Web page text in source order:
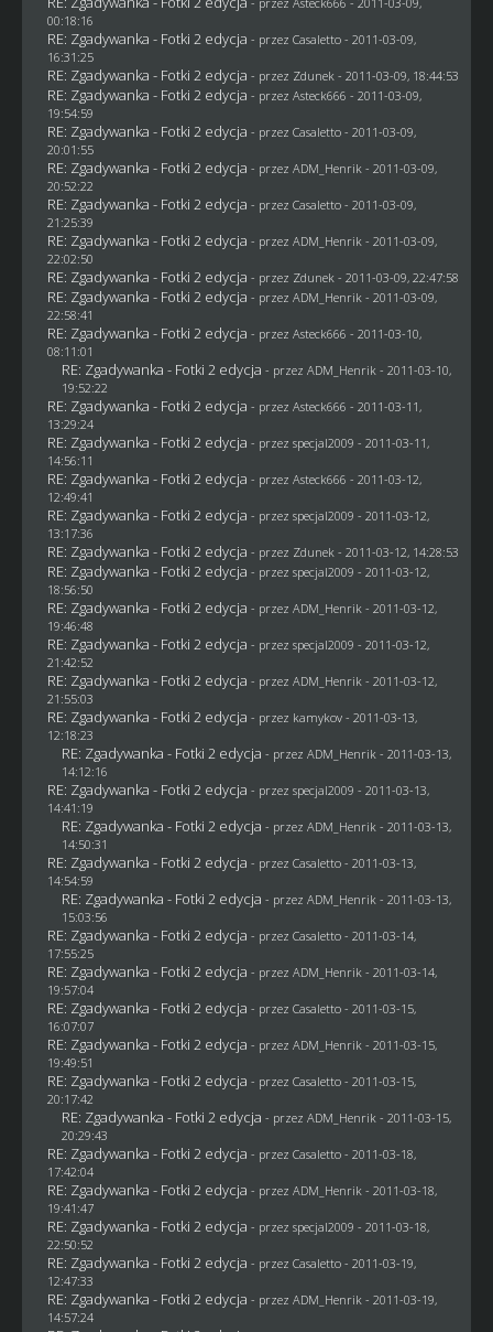
00:18:16
RE: Zgadywanka - Fotki 2 edycja - przez Casaletto- 2011-03-09,
16:31:25
RE: Zgadywanka - Fotki 2 edycja - przez Zdunek - 2011-03-09, 18:44:53
RE: Zgadywanka - Fotki 2 edycja - przez Asteck666 - 2011-03-09,
19:54:59
RE: Zgadywanka - Fotki 2 edycja - przez Casaletto- 2011-03-09,
20:01:55
RE: Zgadywanka - Fotki 2 edycja - przez ADM_Henrik - 2011-03-09,
20:52:22
RE: Zgadywanka - Fotki 2 edycja - przez Casaletto- 2011-03-09,
21:25:39
RE: Zgadywanka - Fotki 2 edycja - przez ADM_Henrik - 2011-03-09,
22:02:50
RE: Zgadywanka - Fotki 2 edycja - przez Zdunek - 2011-03-09, 22:47:58
RE: Zgadywanka - Fotki 2 edycja - przez ADM_Henrik - 2011-03-09,
22:58:41
RE: Zgadywanka - Fotki 2 edycja - przez Asteck666 - 2011-03-10,
08:11:01
RE: Zgadywanka - Fotki 2 edycja - przez ADM_Henrik - 2011-03-10,
19:52:22
RE: Zgadywanka - Fotki 2 edycja - przez Asteck666 - 2011-03-11,
13:29:24
RE: Zgadywanka - Fotki 2 edycja - przez specjal2009 - 2011-03-11,
14:56:11
RE: Zgadywanka - Fotki 2 edycja - przez Asteck666 - 2011-03-12,
12:49:41
RE: Zgadywanka - Fotki 2 edycja - przez specjal2009 - 2011-03-12,
13:17:36
RE: Zgadywanka - Fotki 2 edycja - przez Zdunek - 2011-03-12, 14:28:53
RE: Zgadywanka - Fotki 2 edycja - przez specjal2009 - 2011-03-12,
18:56:50
RE: Zgadywanka - Fotki 2 edycja - przez ADM_Henrik - 2011-03-12,
19:46:48
RE: Zgadywanka - Fotki 2 edycja - przez specjal2009 - 2011-03-12,
21:42:52
RE: Zgadywanka - Fotki 2 edycja - przez ADM_Henrik - 2011-03-12,
21:55:03
RE: Zgadywanka - Fotki 2 edycja - przez kamykov- 2011-03-13,
12:18:23
RE: Zgadywanka - Fotki 2 edycja - przez ADM_Henrik - 2011-03-13,
14:12:16
RE: Zgadywanka - Fotki 2 edycja - przez specjal2009 - 2011-03-13,
14:41:19
RE: Zgadywanka - Fotki 2 edycja - przez ADM_Henrik - 2011-03-13,
14:50:31
RE: Zgadywanka - Fotki 2 edycja - przez Casaletto- 2011-03-13,
14:54:59
RE: Zgadywanka - Fotki 2 edycja - przez ADM_Henrik - 2011-03-13,
15:03:56
RE: Zgadywanka - Fotki 2 edycja - przez Casaletto- 2011-03-14,
17:55:25
RE: Zgadywanka - Fotki 2 edycja - przez ADM_Henrik - 2011-03-14,
19:57:04
RE: Zgadywanka - Fotki 2 edycja - przez Casaletto- 2011-03-15,
16:07:07
RE: Zgadywanka - Fotki 2 edycja - przez ADM_Henrik - 2011-03-15,
19:49:51
RE: Zgadywanka - Fotki 2 edycja - przez Casaletto- 2011-03-15,
20:17:42
RE: Zgadywanka - Fotki 2 edycja - przez ADM_Henrik - 2011-03-15,
20:29:43
RE: Zgadywanka - Fotki 2 edycja - przez Casaletto- 2011-03-18,
17:42:04
RE: Zgadywanka - Fotki 2 edycja - przez ADM_Henrik - 2011-03-18,
19:41:47
RE: Zgadywanka - Fotki 2 edycja - przez specjal2009 - 2011-03-18,
22:50:52
RE: Zgadywanka - Fotki 2 edycja - przez Casaletto- 2011-03-19,
12:47:33
RE: Zgadywanka - Fotki 2 edycja - przez ADM_Henrik - 2011-03-19,
14:57:24